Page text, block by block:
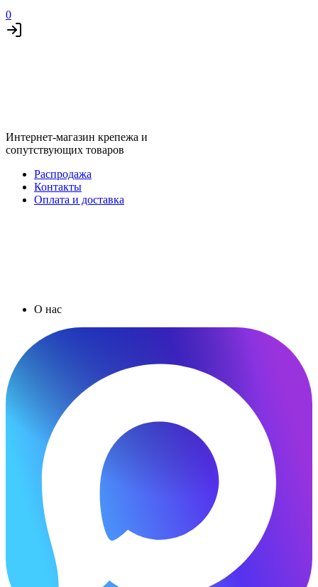
0
Интернет-магазин крепежа и
сопутствующих товаров
Распродажа
Контакты
Оплата и доставка
О нас